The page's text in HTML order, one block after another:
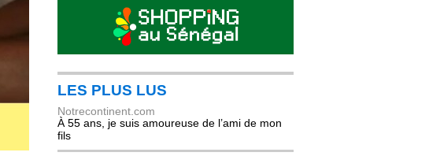
LES PLUS LUS
Notrecontinent.com
À 55 ans, je suis amoureuse de l’ami de mon
fils